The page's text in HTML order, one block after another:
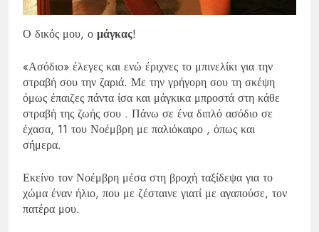
Ο δικός μου, ο μάγκας!
«Ασόδιο» έλεγες και ενώ έριχνες το μπινελίκι για την
στραβή σου την ζαριά. Με την γρήγορη σου τη σκέψη
όμως έπαιζες πάντα ίσα και μάγκικα μπροστά στη κάθε
στραβή της ζωής σου . Πάνω σε ένα διπλό ασόδιο σε
έχασα, 11 του Νοέμβρη με παλιόκαιρο , όπως και
σήμερα.
Εκείνο τον Νοέμβρη μέσα στη βροχή ταξίδεψα για το
χώμα έναν ήλιο, που με ζέσταινε γιατί με αγαπούσε, τον
πατέρα μου.